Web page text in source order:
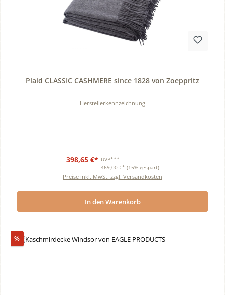
Plaid CLASSIC CASHMERE since 1828 von Zoeppritz
Herstellerkennzeichnung
398,65 €* UVP***
469,00 €* (15% gespart)
Preise inkl. MwSt. zzgl. Versandkosten
In den Warenkorb
%Rabatt